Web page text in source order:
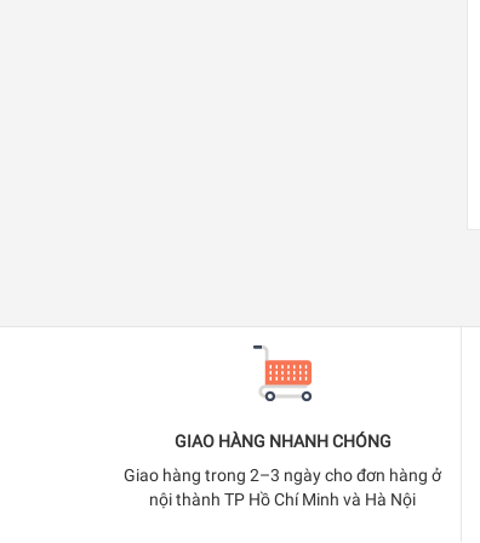
GIAO HÀNG NHANH CHÓNG
Giao hàng trong 2–3 ngày cho đơn hàng ở
nội thành TP Hồ Chí Minh và Hà Nội